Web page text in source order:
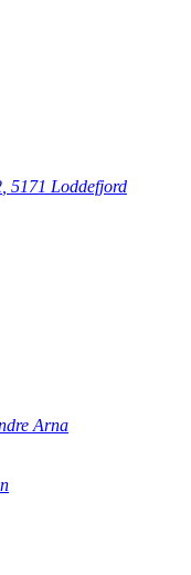
5171 Loddefjord
Arna